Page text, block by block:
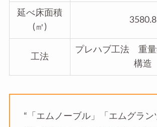
延べ床面積
(㎡)
3580.8
工法
プレハブ工法 重量
構造
“「エムノーブル」「エムグラ